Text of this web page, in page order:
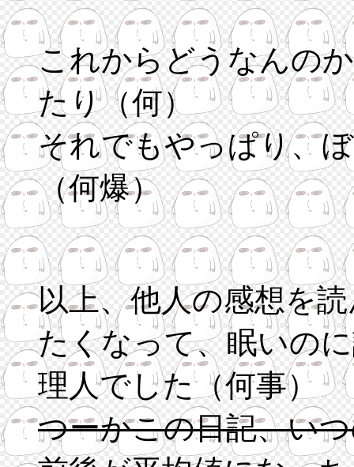
これからどうなんの
たり（何）
それでもやっぱり、
（何爆）
以上、他人の感想を
たくなって、眠いの
理人でした（何事）
つーかこの日記、い